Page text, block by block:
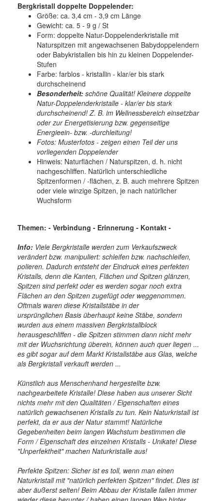
Bergkristall doppelte Doppelender:
Größe: ca. 3,4 cm - 3,9 cm Länge
Gewicht: ca. 5 - 9 g / St
Form: doppelte Natur-Doppelenderkristalle mit
Naturspitzen mit angewachsenen Babydoppelendern
oder Babykristallen bis hin zu kleinen Doppelender-
Stufen
Farbe: farblos - kristallin - klar/er bis stark
durchscheinend
Besonderheit: schöne Qualität! Kleinere doppelte
Natur-Doppelenderkristalle - klar/er bis stark
durchscheinend! Z. B. im Wellnessbereich einsetzbar
oder zur Energetisierung bzw. gegenseitige
Energieein- bzw. -durchleitung!
Fotos: Musterfotos - zeigen einen Teil der uns
vorliegenden Doppelender
Hinweis: Naturflächen / Naturspitzen, d. h. nicht
nachgeschliffen. Natürlich unterschiedliche
Spitzenformen / -flächen, z. B. auch mehrere Spitzen
oder viele winzige Spitzen, je nach natürlicher
Wuchsform
Themen: - Verbindung - Erinnerung - Kontakt -
Info: Viele Bergkristalle werden zum Verkaufszweck
verändert bzw. manipuliert: schleifen bzw. nachschleifen,
polieren. Dadurch entsteht der Eindruck eines perfekten
Kristalls, denn die Kanten, Flächen und Spitzen glänzen,
Spitzen sind perfekt oder es werden sogar noch extra
Flächen an den Spitzen zugefügt oder weggenommen.
Oftmals waren diese Kristallstäbe in der
ursprünglichen Basis überhaupt keine Stäbe, sondern
wurden aus einem massiven Bergkristallblock
herausgeschliffen - die Spitzen stimmen dann nicht mehr
mit der Wuchsrichtung überein, können auch quer liegen ...
es gibt sogar auf dem Markt Kristallstäbe aus Glas, welche
als Bergkristall verkauft werden ...
Künstlich aus Menschenhand hergestellte bzw.
nachgearbeitete Kristalle! Diese haben aus unserer Sicht
nichts mehr mit den Qualitäten / Eigenschaften eines
natürlich gewachsenen Kristalls zu tun. Kein Naturkristall ist
perfekt, da er aus der Natur stammt! Natürliche
Gegebenheiten beim langen Wachstum bestimmen die
Form / Eigenschaft des einzelnen Kristalls - Unikate! Diese
"Unperfektheit" machen Naturkristalle aus!
Perfekte Spitzen: Sicher ist es toll, wenn man einen
Naturkristall mit "natürlich perfekten Spitzen" findet. Dies ist
aber äußerst selten! Beim Abbau der Kristalle fallen immer